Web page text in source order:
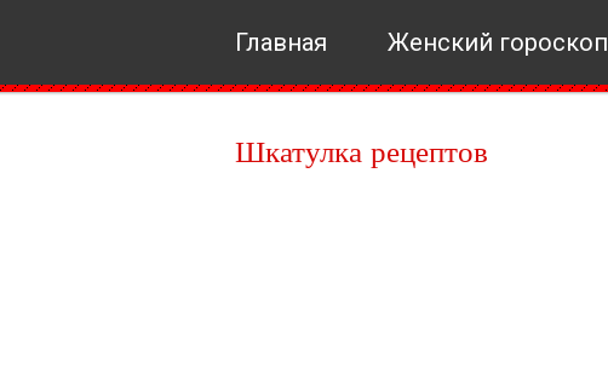
Главная Женский гороскоп
Шкатулка рецептов